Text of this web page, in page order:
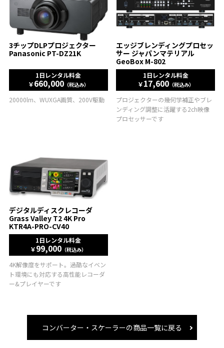
3チップDLPプロジェクター
Panasonic PT-DZ21K
1日レンタル料金
￥660,000（税込み）
20000lm、WUXGA画質、200V駆動
エッジブレンディングプロセッ
サー ジャパンマテリアル
GeoBox M-802
1日レンタル料金
￥17,600（税込み）
プロジェクターの幾何学補正やブレ
ンディング調整に活躍する2ch映像
プロセッサーです
デジタルディスクレコーダ
Grass Valley T2 4K Pro
KTR4A-PRO-CV40
1日レンタル料金
￥99,000 （税込み）
4K解像度をサポート。過酷なイベン
ト環境にも対応する高性能レコーダ
ー&プレイヤーです
コンバーター・スケーラーの商品一覧に戻る